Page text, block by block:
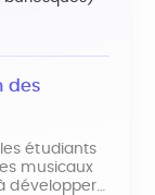
des
étudiants
musicaux
développer…